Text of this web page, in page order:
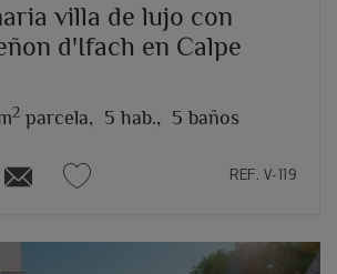
villa de lujo con
d'Ifach en Calpe
2 parcela, 5 hab., 5 baños
REF. V-119